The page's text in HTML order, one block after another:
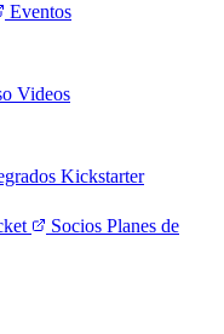
Eventos
Videos
Kickstarter
Socios Planes de